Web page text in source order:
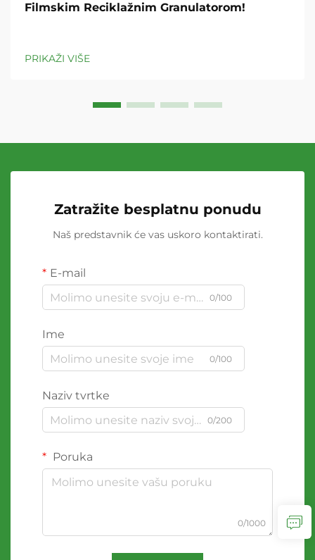
Filmskim Reciklažnim Granulatorom!
PRIKAŽI VIŠE
Zatražite besplatnu ponudu
Naš predstavnik će vas uskoro kontaktirati.
E-mail
0/100
Ime
0/100
Naziv tvrtke
0/200
Poruka
0/1000